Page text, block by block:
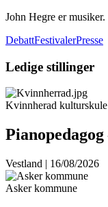
John Hegre er musiker.
DebattFestivalerPresse
Ledige stillinger
Kvinnherad kulturskule
Vestland | 16/08/2026
Asker kommune